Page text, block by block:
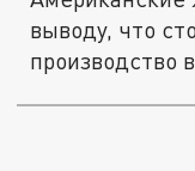
выводу, что
производство